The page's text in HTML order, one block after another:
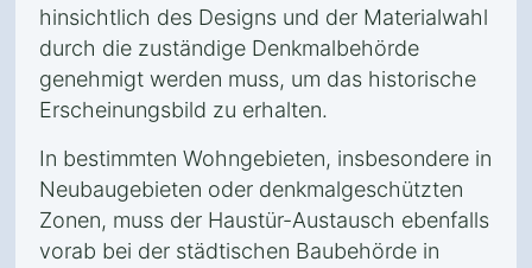
hinsichtlich des Designs und der Materialwahl
durch die zuständige Denkmalbehörde
genehmigt werden muss, um das historische
Erscheinungsbild zu erhalten.
In bestimmten Wohngebieten, insbesondere in
Neubaugebieten oder denkmalgeschützten
Zonen, muss der Haustür-Austausch ebenfalls
vorab bei der städtischen Baubehörde in